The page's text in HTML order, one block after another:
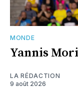
MONDE
Yannis
LA RÉDACTION
9 août 2026